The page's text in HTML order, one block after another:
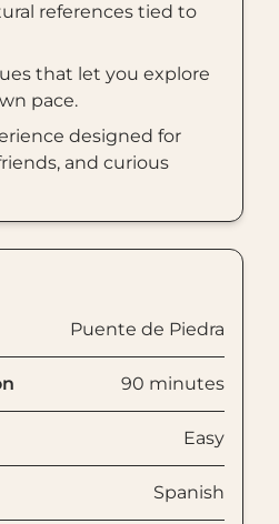
references tied to
that let you explore
pace.
designed for
and curious
Puente de Piedra
90 minutes
Easy
Spanish